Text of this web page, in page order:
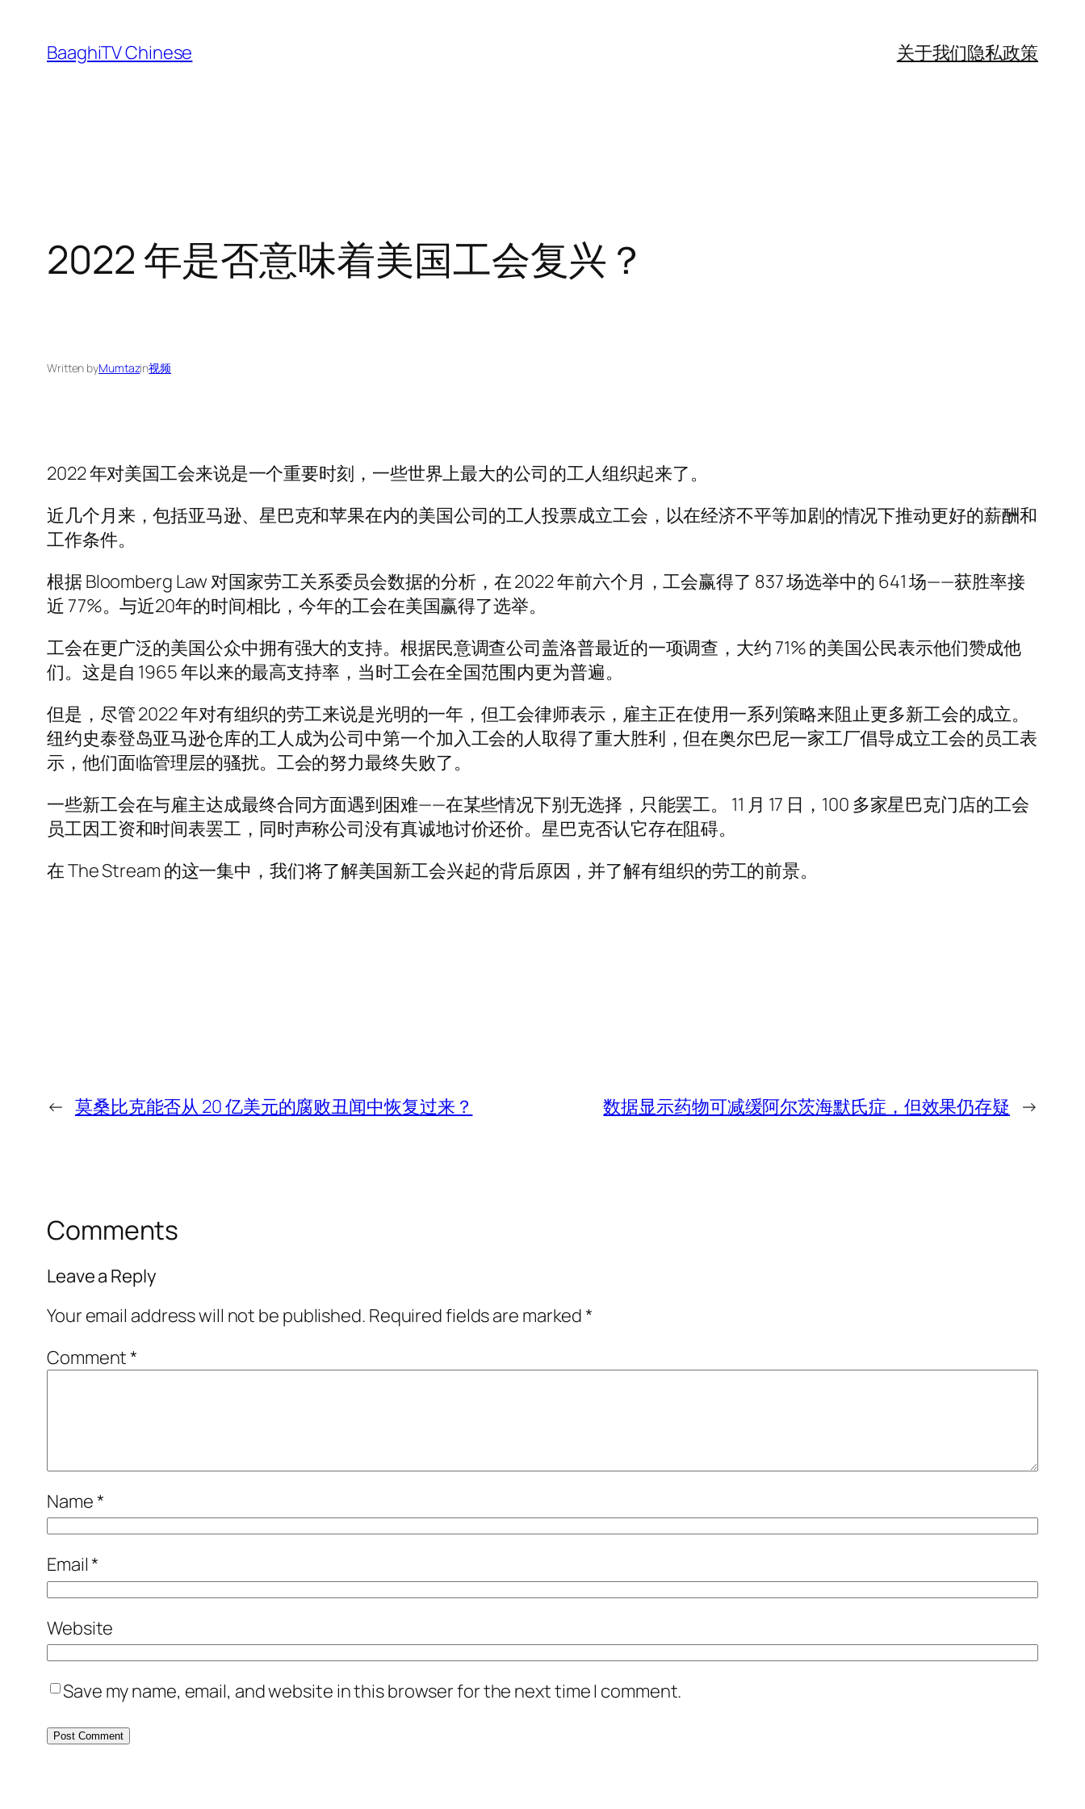
content
BaaghiTV Chinese 关于我们隐私政策
2022 年是否意味着美国工会复兴？
Written byMumtazin视频
2022 年对美国工会来说是一个重要时刻，一些世界上最大的公司的工人组织起来了。
近几个月来，包括亚马逊、星巴克和苹果在内的美国公司的工人投票成立工会，以在经济不平等加剧的情况下推动更好的薪酬和
工作条件。
根据 Bloomberg Law 对国家劳工关系委员会数据的分析，在 2022 年前六个月，工会赢得了 837 场选举中的 641 场——获胜率接
近 77%。与近20年的时间相比，今年的工会在美国赢得了选举。
工会在更广泛的美国公众中拥有强大的支持。根据民意调查公司盖洛普最近的一项调查，大约 71% 的美国公民表示他们赞成他
们。这是自 1965 年以来的最高支持率，当时工会在全国范围内更为普遍。
但是，尽管 2022 年对有组织的劳工来说是光明的一年，但工会律师表示，雇主正在使用一系列策略来阻止更多新工会的成立。
纽约史泰登岛亚马逊仓库的工人成为公司中第一个加入工会的人取得了重大胜利，但在奥尔巴尼一家工厂倡导成立工会的员工表
示，他们面临管理层的骚扰。工会的努力最终失败了。
一些新工会在与雇主达成最终合同方面遇到困难——在某些情况下别无选择，只能罢工。 11 月 17 日，100 多家星巴克门店的工会
员工因工资和时间表罢工，同时声称公司没有真诚地讨价还价。星巴克否认它存在阻碍。
在 The Stream 的这一集中，我们将了解美国新工会兴起的背后原因，并了解有组织的劳工的前景。
← 莫桑比克能否从 20 亿美元的腐败丑闻中恢复过来？ 数据显示药物可减缓阿尔茨海默氏症，但效果仍存疑 →
Comments
Leave a Reply
Your email address will not be published. Required fields are marked*
Comment*
Name*
Email*
Website
Save my name, email, and website in this browser for the next time I comment.